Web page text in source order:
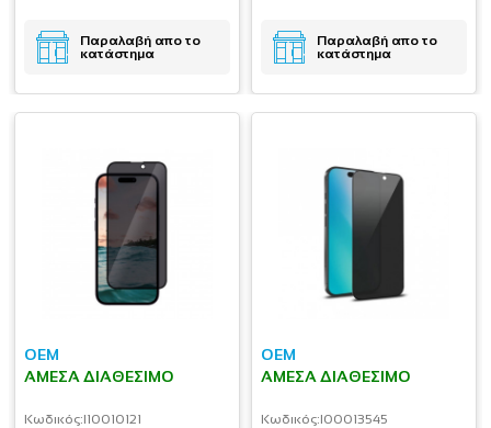
Παραλαβή απο το
κατάστημα
Παραλαβή απο το
κατάστημα
OEM
ΆΜΕΣΑ ΔΙΑΘΈΣΙΜΟ
Κωδικός:I10010121
OEM
ΆΜΕΣΑ ΔΙΑΘΈΣΙΜΟ
Κωδικός:I00013545